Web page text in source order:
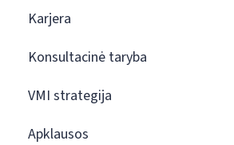
Karjera
Konsultacinė taryba
VMI strategija
Apklausos